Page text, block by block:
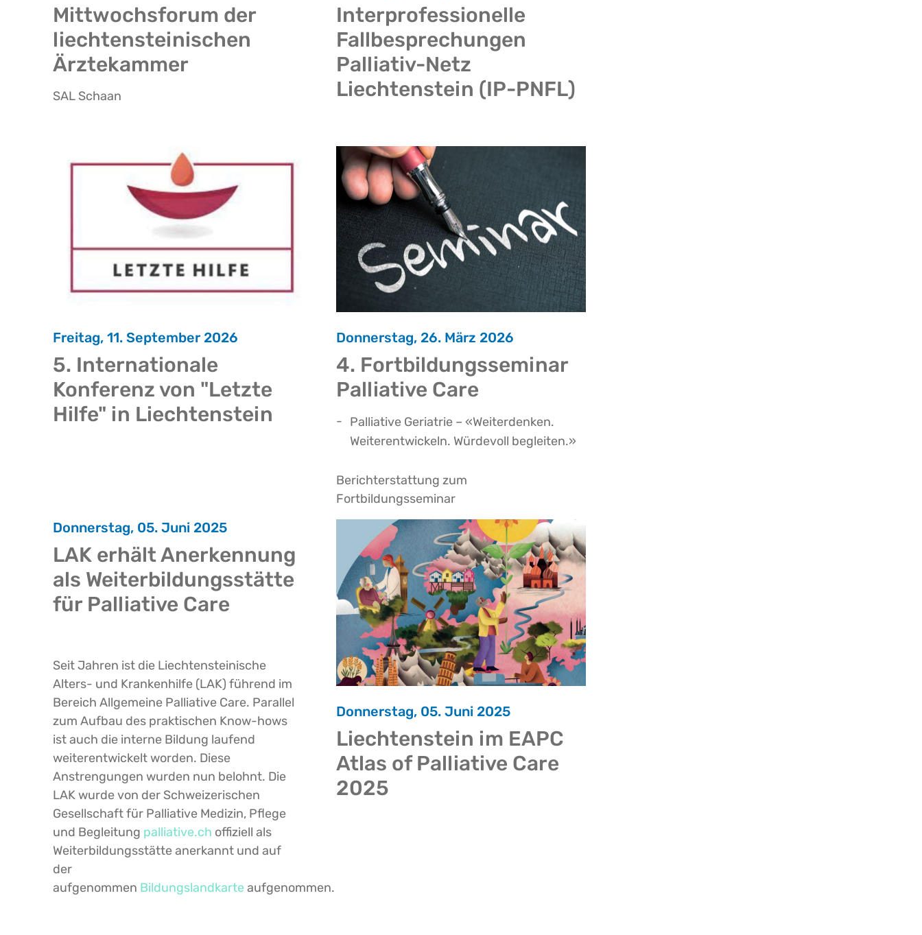
Mittwochsforum der
liechtensteinischen
Ärztekammer
SAL Schaan
Interprofessionelle
Fallbesprechungen
Palliativ-Netz
Liechtenstein (IP-PNFL)
Freitag, 11. September 2026
5. Internationale
Konferenz von "Letzte
Hilfe" in Liechtenstein
Donnerstag, 26. März 2026
4. Fortbildungsseminar
Palliative Care
Palliative Geriatrie – «Weiterdenken.
Weiterentwickeln. Würdevoll begleiten.»
Berichterstattung zum
Fortbildungsseminar
Donnerstag, 05. Juni 2025
LAK erhält Anerkennung
als Weiterbildungsstätte
für Palliative Care
Seit Jahren ist die Liechtensteinische
Alters- und Krankenhilfe (LAK) führend im
Bereich Allgemeine Palliative Care. Parallel
zum Aufbau des praktischen Know-hows
ist auch die interne Bildung laufend
weiterentwickelt worden. Diese
Anstrengungen wurden nun belohnt. Die
LAK wurde von der Schweizerischen
Gesellschaft für Palliative Medizin, Pflege
und Begleitung palliative.ch offiziell als
Weiterbildungsstätte anerkannt und auf
der
aufgenommen Bildungslandkarteaufgenommen.
Donnerstag, 05. Juni 2025
Liechtenstein im EAPC
Atlas of Palliative Care
2025